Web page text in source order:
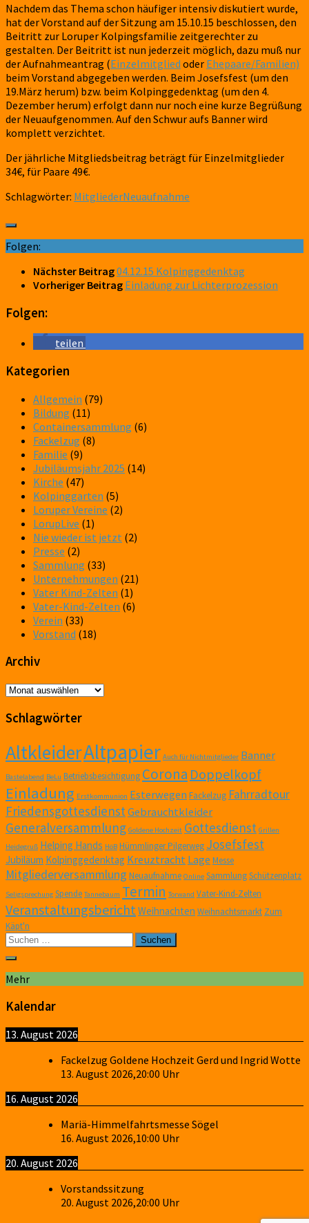
Nachdem das Thema schon häufiger intensiv diskutiert wurde,
hat der Vorstand auf der Sitzung am 15.10.15 beschlossen, den
Beitritt zur Loruper Kolpingsfamilie zeitgerechter zu
gestalten. Der Beitritt ist nun jederzeit möglich, dazu muß nur
der Aufnahmeantrag (Einzelmitglied oder Ehepaare/Familien)
beim Vorstand abgegeben werden. Beim Josefsfest (um den
19.März herum) bzw. beim Kolpinggedenktag (um den 4.
Dezember herum) erfolgt dann nur noch eine kurze Begrüßung
der Neuaufgenommen. Auf den Schwur aufs Banner wird
komplett verzichtet.
Der jährliche Mitgliedsbeitrag beträgt für Einzelmitglieder
34€, für Paare 49€.
Schlagwörter: MitgliederNeuaufnahme
Folgen:
Nächster Beitrag04.12.15 Kolpinggedenktag
Vorheriger Beitrag Einladung zur Lichterprozession
Folgen:
teilen
Kategorien
Allgemein (79)
Bildung (11)
Containersammlung (6)
Fackelzug (8)
Familie (9)
Jubiläumsjahr 2025 (14)
Kirche (47)
Kolpinggarten (5)
Loruper Vereine (2)
LorupLive (1)
Nie wieder ist jetzt (2)
Presse (2)
Sammlung (33)
Unternehmungen (21)
Vater Kind-Zelten (1)
Vater-Kind-Zelten (6)
Verein (33)
Vorstand (18)
Archiv
Archiv
Schlagwörter
AltkleiderAltpapier Auch für Nichtmitglieder Banner
Bastelabend BeLu Betriebsbesichtigung Corona Doppelkopf
Einladung Erstkommunion Esterwegen Fackelzug Fahrradtour
FriedensgottesdienstGebrauchtkleider
Generalversammlung Goldene Hochzeit Gottesdienst Grillen
Heidegruß Helping Hands HöB Hümmlinger Pilgerweg Josefsfest
Jubiläum Kolpinggedenktag Kreuztracht Lage Messe
Mitgliederversammlung Neuaufnahme Online SammlungSchützenplatz
Seligsprechung Spende Tannebaum Termin Torwand Vater-Kind-Zelten
Veranstaltungsbericht Weihnachten Weihnachtsmarkt Zum
Käpt'n
Suchen
nach:
Mehr
Kalendar
13. August 2026
Fackelzug Goldene Hochzeit Gerd und Ingrid Wotte
13. August 2026,20:00 Uhr
16. August 2026
Mariä-Himmelfahrtsmesse Sögel
16. August 2026,10:00 Uhr
20. August 2026
Vorstandssitzung
20. August 2026,20:00 Uhr